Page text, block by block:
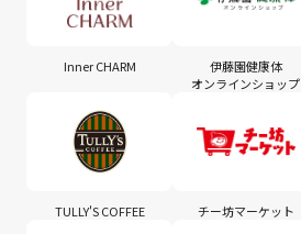
Inner CHARM
伊藤園健康体
オンラインショップ
TULLY'S COFFEE チー坊マーケット